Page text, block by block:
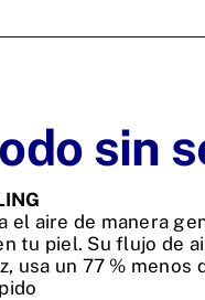
sin
aire de manera
tu piel. Su flujo de
usa un 77 % menos